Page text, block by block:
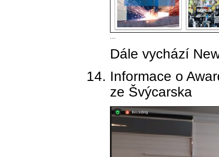
Dále vychází
Informace o
ze Švýcarska